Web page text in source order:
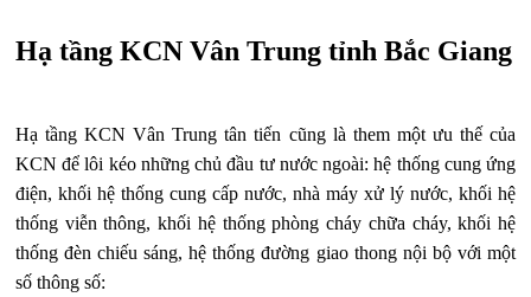
Hạ tầng KCN Vân Trung tỉnh Bắc Giang
Hạ tầng KCN Vân Trung tân tiến cũng là them một ưu thế của
KCN để lôi kéo những chủ đầu tư nước ngoài: hệ thống cung ứng
điện, khối hệ thống cung cấp nước, nhà máy xử lý nước, khối hệ
thống viễn thông, khối hệ thống phòng cháy chữa cháy, khối hệ
thống đèn chiếu sáng, hệ thống đường giao thong nội bộ với một
số thông số: